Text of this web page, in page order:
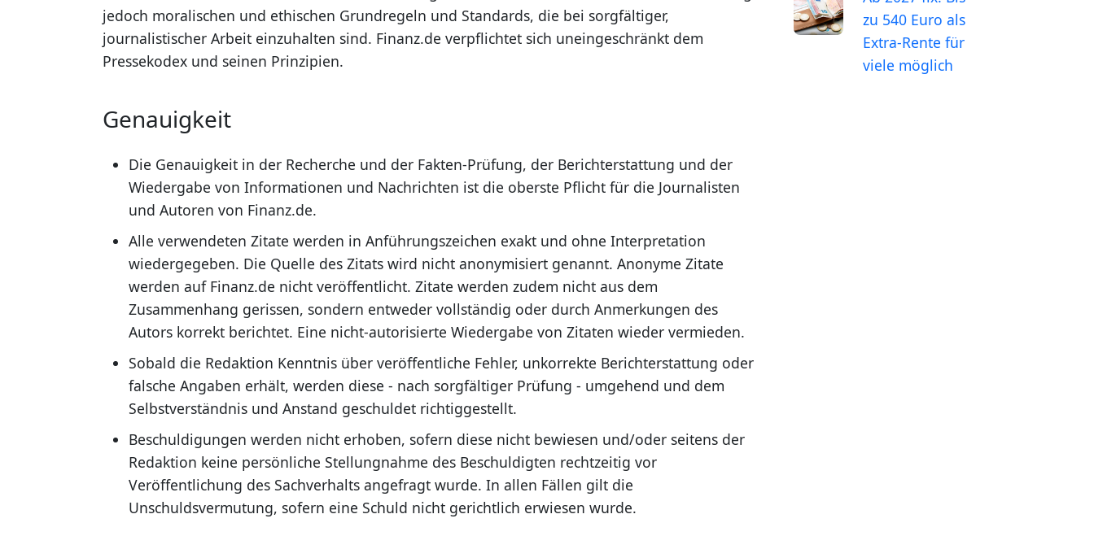
jedoch moralischen und ethischen Grundregeln und Standards, die bei sorgfältiger,
journalistischer Arbeit einzuhalten sind. Finanz.de verpflichtet sich uneingeschränkt dem
Pressekodex und seinen Prinzipien.
Genauigkeit
Die Genauigkeit in der Recherche und der Fakten-Prüfung, der Berichterstattung und der
Wiedergabe von Informationen und Nachrichten ist die oberste Pflicht für die Journalisten
und Autoren von Finanz.de.
Alle verwendeten Zitate werden in Anführungszeichen exakt und ohne Interpretation
wiedergegeben. Die Quelle des Zitats wird nicht anonymisiert genannt. Anonyme Zitate
werden auf Finanz.de nicht veröffentlicht. Zitate werden zudem nicht aus dem
Zusammenhang gerissen, sondern entweder vollständig oder durch Anmerkungen des
Autors korrekt berichtet. Eine nicht-autorisierte Wiedergabe von Zitaten wieder vermieden.
Sobald die Redaktion Kenntnis über veröffentliche Fehler, unkorrekte Berichterstattung oder
falsche Angaben erhält, werden diese - nach sorgfältiger Prüfung - umgehend und dem
Selbstverständnis und Anstand geschuldet richtiggestellt.
Beschuldigungen werden nicht erhoben, sofern diese nicht bewiesen und/oder seitens der
Redaktion keine persönliche Stellungnahme des Beschuldigten rechtzeitig vor
Veröffentlichung des Sachverhalts angefragt wurde. In allen Fällen gilt die
Unschuldsvermutung, sofern eine Schuld nicht gerichtlich erwiesen wurde.
zu 540 Euro als
Extra-Rente für
viele möglich